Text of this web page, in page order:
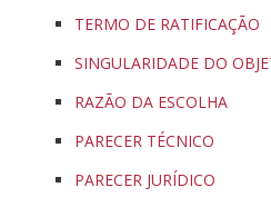
TERMO DE RATIFICAÇÃO
SINGULARIDADE DO
RAZÃO DA ESCOLHA
PARECER TÉCNICO
PARECER JURÍDICO